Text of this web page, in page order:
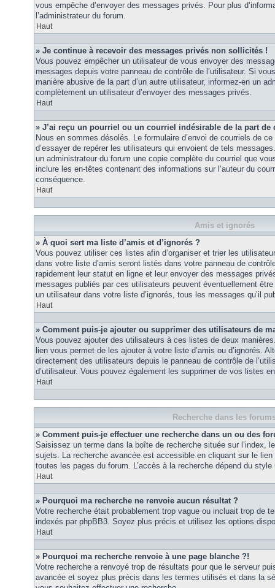
vous empêche d’envoyer des messages privés. Pour plus
l’administrateur du forum.
Haut
» Je continue à recevoir des messages privés non sollicités !
Vous pouvez empêcher un utilisateur de vous envoyer des
messages depuis votre panneau de contrôle de l’utilisateur. Si
manière abusive de la part d’un autre utilisateur, informez-en un
complètement un utilisateur d’envoyer des messages privés.
Haut
» J’ai reçu un pourriel ou un courriel indésirable de la part de
Nous en sommes désolés. Le formulaire d’envoi de courriels de
d’essayer de repérer les utilisateurs qui envoient de tels
un administrateur du forum une copie complète du courriel que
inclure les en-têtes contenant des informations sur l’auteur du
conséquence.
Haut
Amis et ignorés
» À quoi sert ma liste d’amis et d’ignorés ?
Vous pouvez utiliser ces listes afin d’organiser et trier les
dans votre liste d’amis seront listés dans votre panneau de
rapidement leur statut en ligne et leur envoyer des messages
messages publiés par ces utilisateurs peuvent éventuellement
un utilisateur dans votre liste d’ignorés, tous les messages qu’il
Haut
» Comment puis-je ajouter ou supprimer des utilisateurs de
Vous pouvez ajouter des utilisateurs à ces listes de deux
lien vous permet de les ajouter à votre liste d’amis ou d’ignorés.
directement des utilisateurs depuis le panneau de contrôle de
d’utilisateur. Vous pouvez également les supprimer de vos listes
Haut
Recherche dans les
» Comment puis-je effectuer une recherche dans un ou des
Saisissez un terme dans la boîte de recherche située sur l’index,
sujets. La recherche avancée est accessible en cliquant sur le
toutes les pages du forum. L’accès à la recherche dépend du style
Haut
» Pourquoi ma recherche ne renvoie aucun résultat ?
Votre recherche était probablement trop vague ou incluait trop de
indexés par phpBB3. Soyez plus précis et utilisez les options
Haut
» Pourquoi ma recherche renvoie à une page blanche ?!
Votre recherche a renvoyé trop de résultats pour que le serveur
avancée et soyez plus précis dans les termes utilisés et dans la